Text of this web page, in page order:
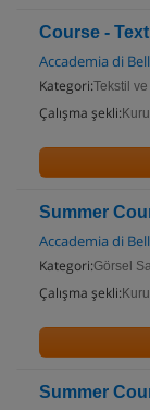
Course -
Accademia di
Kategori:Tekstil
Çalışma şekli:
Summer
Accademia di
Kategori:Görsel
Çalışma şekli:
Summer